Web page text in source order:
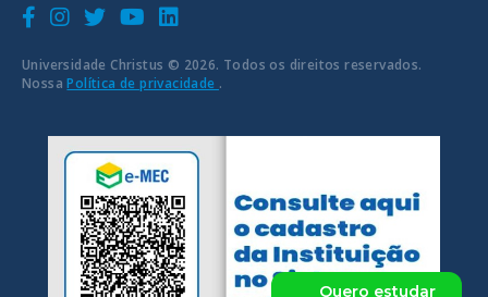
Quero estudar
Universidade Christus © 2026. Todos os direitos reservados.
NossaPolítica de privacidade .